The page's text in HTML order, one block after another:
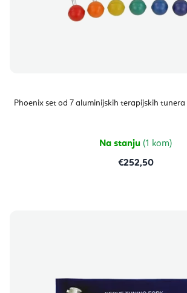
Phoenix set od 7 aluminijskih terapijskih tunera
Na stanju (1 kom)
€252,50